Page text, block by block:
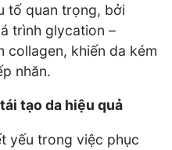
tố quan trọng, bởi
trình glycation –
collagen, khiến da kém
nhăn.
tạo da hiệu quả
yếu trong việc phục